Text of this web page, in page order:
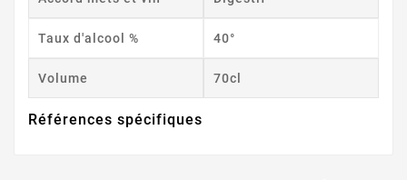
Taux d'alcool % 40°
Volume 70cl
Références spécifiques